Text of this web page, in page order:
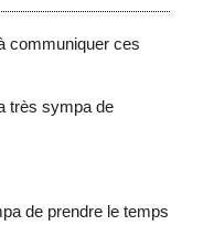
communiquer ces
très sympa de
de prendre le temps